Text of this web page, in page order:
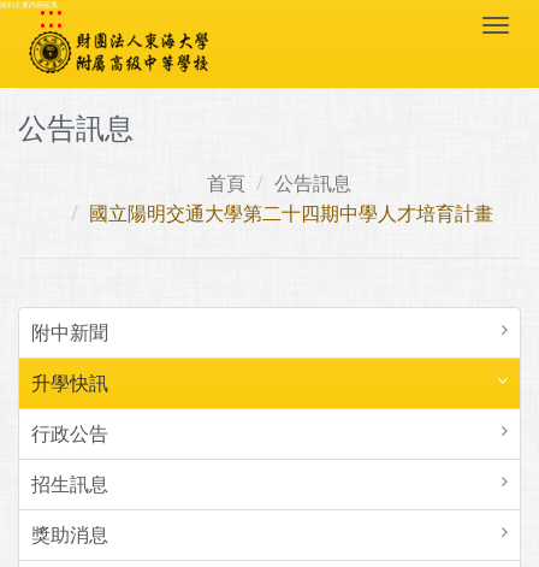
跳到主要內容區塊
:::
公告訊息
首頁
公告訊息
國立陽明交通大學第二十四期中學人才培育計畫
附中新聞
升學快訊
行政公告
招生訊息
獎助消息